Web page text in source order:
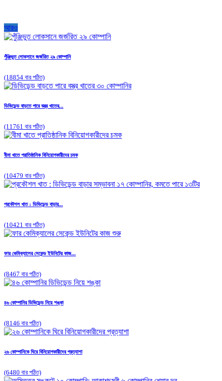
আরও
পুঁঞ্জিভুত লোকসানে জর্জরিত ২৯ কোম্পানি
(18854 বার পঠিত)
ডিভিডেন্ড বাড়তে পারে বস্ত্র খাতের...
(11761 বার পঠিত)
বীমা খাতে প্রাতিষ্ঠানিক বিনিয়োগকারীদের চমক
(10479 বার পঠিত)
প্রকৌশল খাত : ডিভিডেন্ড বাড়ার...
(10421 বার পঠিত)
ফার কেমিক্যালের সেকেন্ড ইউনিটের কাজ...
(8467 বার পঠিত)
৪৬ কোম্পানির ডিভিডেন্ড নিয়ে শঙ্কা
(8146 বার পঠিত)
২৬ কোম্পানিকে ঘিরে বিনিয়োগকারীদের প্রত্যাশা
(6480 বার পঠিত)